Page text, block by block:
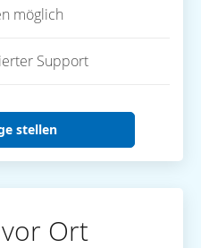
möglich
Support
stellen
Ort